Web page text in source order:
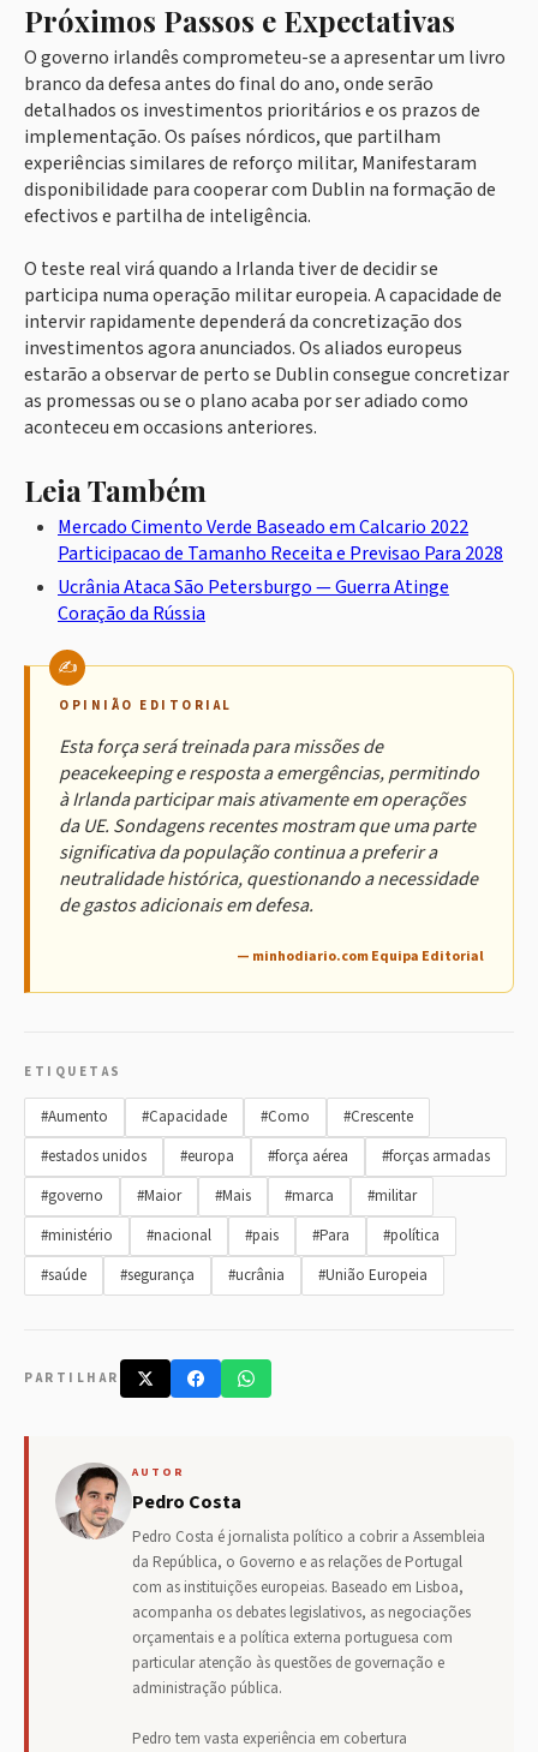
Próximos Passos e Expectativas
O governo irlandês comprometeu-se a apresentar um livro
branco da defesa antes do final do ano, onde serão
detalhados os investimentos prioritários e os prazos de
implementação. Os países nórdicos, que partilham
experiências similares de reforço militar, Manifestaram
disponibilidade para cooperar com Dublin na formação de
efectivos e partilha de inteligência.
O teste real virá quando a Irlanda tiver de decidir se
participa numa operação militar europeia. A capacidade de
intervir rapidamente dependerá da concretização dos
investimentos agora anunciados. Os aliados europeus
estarão a observar de perto se Dublin consegue concretizar
as promessas ou se o plano acaba por ser adiado como
aconteceu em occasions anteriores.
Leia Também
Mercado Cimento Verde Baseado em Calcario 2022
Participacao de Tamanho Receita e Previsao Para 2028
Ucrânia Ataca São Petersburgo — Guerra Atinge
Coração da Rússia
OPINIÃO EDITORIAL
Esta força será treinada para missões de
peacekeeping e resposta a emergências, permitindo
à Irlanda participar mais ativamente em operações
da UE. Sondagens recentes mostram que uma parte
significativa da população continua a preferir a
neutralidade histórica, questionando a necessidade
de gastos adicionais em defesa.
— minhodiario.com Equipa Editorial
ETIQUETAS
#Aumento #Capacidade #Como
#Crescente
#estados unidos
#europa #força aérea
#forças armadas
#governo
#Maior #Mais #marca
#militar
#ministério
#nacional #pais #Para
#política
#saúde
#segurança #ucrânia #União Europeia
PARTILHAR
AUTOR
Pedro Costa
Pedro Costa é jornalista político a cobrir a Assembleia
da República, o Governo e as relações de Portugal
com as instituições europeias. Baseado em Lisboa,
acompanha os debates legislativos, as negociações
orçamentais e a política externa portuguesa com
particular atenção às questões de governação e
administração pública.
Pedro tem vasta experiência em cobertura